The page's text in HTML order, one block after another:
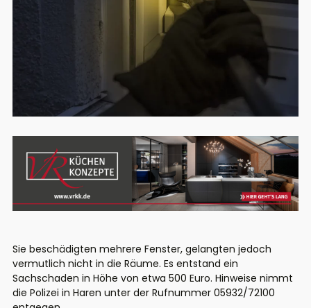
Sie beschädigten mehrere Fenster, gelangten jedoch
vermutlich nicht in die Räume. Es entstand ein
Sachschaden in Höhe von etwa 500 Euro. Hinweise nimmt
die Polizei in Haren unter der Rufnummer 05932/72100